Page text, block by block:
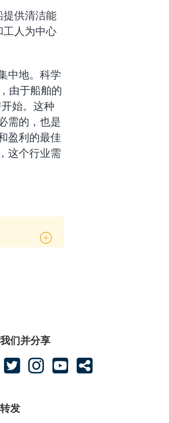
供清洁能
人为中心
中地。科学
由于船舶的
始。这种
需的，也是
盈利的最佳
这个行业需
们并分享
发